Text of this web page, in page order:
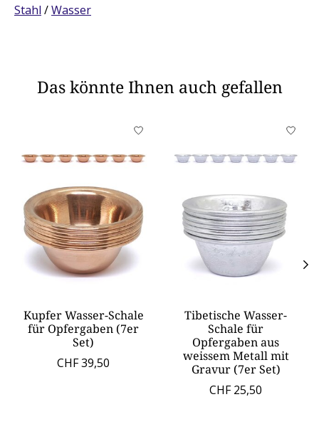
Stahl /Wasser
Das könnte Ihnen auch gefallen
Produkt-Karussell-Artikel
Kupfer Wasser-Schale
für Opfergaben (7er
Set)
CHF 39,50
Tibetische Wasser-
Schale für
Opfergaben aus
weissem Metall mit
Gravur (7er Set)
CHF 25,50